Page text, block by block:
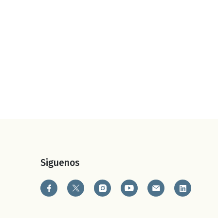
Siguenos